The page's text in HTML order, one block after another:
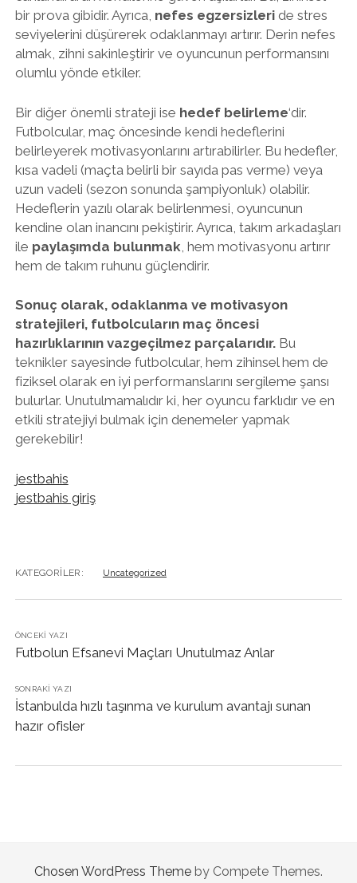
bir prova gibidir. Ayrıca, nefes egzersizleride stres
seviyelerini düşürerek odaklanmayı artırır. Derin nefes
almak, zihni sakinleştirir ve oyuncunun performansını
olumlu yönde etkiler.
Bir diğer önemli strateji ise hedef belirleme‘dir.
Futbolcular, maç öncesinde kendi hedeflerini
belirleyerek motivasyonlarını artırabilirler. Bu hedefler,
kısa vadeli (maçta belirli bir sayıda pas verme) veya
uzun vadeli (sezon sonunda şampiyonluk) olabilir.
Hedeflerin yazılı olarak belirlenmesi, oyuncunun
kendine olan inancını pekiştirir. Ayrıca, takım arkadaşları
ile paylaşımda bulunmak , hem motivasyonu artırır
hem de takım ruhunu güçlendirir.
Sonuç olarak, odaklanma ve motivasyon
stratejileri, futbolcuların maç öncesi
hazırlıklarının vazgeçilmez parçalarıdır.Bu
teknikler sayesinde futbolcular, hem zihinsel hem de
fiziksel olarak en iyi performanslarını sergileme şansı
bulurlar. Unutulmamalıdır ki, her oyuncu farklıdır ve en
etkili stratejiyi bulmak için denemeler yapmak
gerekebilir!
jestbahis
jestbahis giriş
KATEGORILER: Uncategorized
ÖNCEKI YAZI
Futbolun Efsanevi Maçları Unutulmaz Anlar
SONRAKI YAZI
İstanbulda hızlı taşınma ve kurulum avantajı sunan
hazır ofisler
Chosen WordPress Theme by Compete Themes.